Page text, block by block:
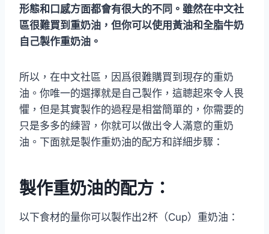
形態和口感方面都會有很大的不同。雖然在中文社
區很難買到重奶油，但你可以使用黃油和全脂牛奶
自己製作重奶油。
所以，在中文社區，因爲很難購買到現存的重奶
油。你唯一的選擇就是自己製作，這聼起來令人畏
懼，但是其實製作的過程是相當簡單的，你需要的
只是多多的練習，你就可以做出令人滿意的重奶
油。下面就是製作重奶油的配方和詳細步驟：
製作重奶油的配方：
以下食材的量你可以製作出2杯（Cup）重奶油：